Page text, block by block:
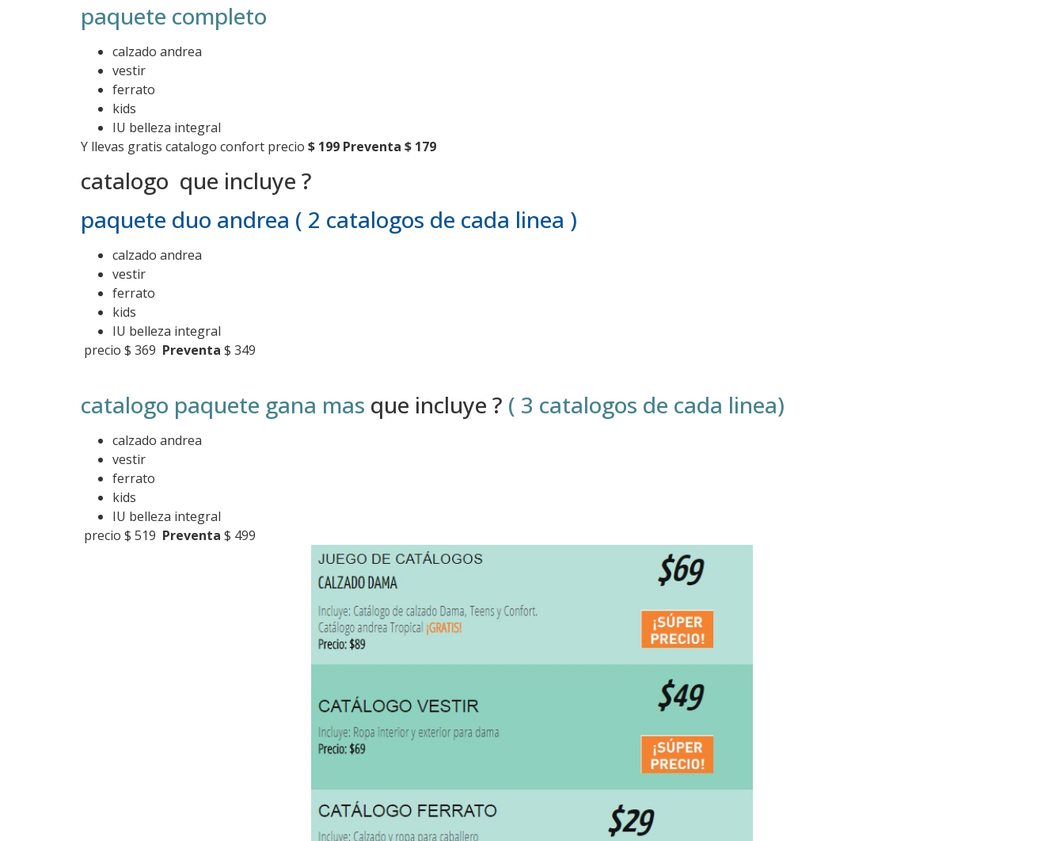
paquete completo
calzado andrea
vestir
ferrato
kids
IU belleza integral
Y llevas gratis catalogo confort precio $ 199 Preventa $ 179
catalogo que incluye ?
paquete duo andrea ( 2 catalogos de cada linea )
calzado andrea
vestir
ferrato
kids
IU belleza integral
precio $ 369 Preventa $ 349
catalogo paquete gana mas que incluye ? ( 3 catalogos de cada linea)
calzado andrea
vestir
ferrato
kids
IU belleza integral
precio $ 519 Preventa $ 499